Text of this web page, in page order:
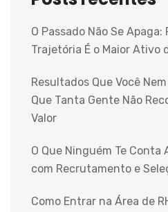
O Passado Não Se Apaga:
Trajetória É o Maior Ativo
Resultados Que Você
Que Tanta Gente Não
Valor
O Que Ninguém Te Conta
com Recrutamento e
Como Entrar na Área de